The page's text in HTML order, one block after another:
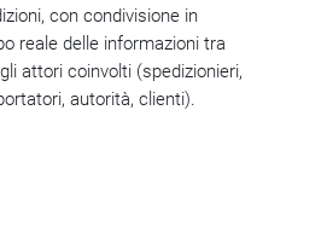
con condivisione in
reale delle informazioni tra
attori coinvolti (spedizionieri,
autorità, clienti).